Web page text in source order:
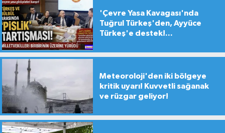
'Çevre Yasa Kavagası'nda
Tuğrul Türkeş'den, Ayyüce
Türkeş'e destek!...
Meteoroloji'den iki bölgeye
kritik uyarı! Kuvvetli sağanak
ve rüzgar geliyor!